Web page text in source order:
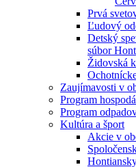
Prvá
Ľudový
Detský
súbor Hont
Židovská
Zaujímavosti v
Program
Program
Kultúra a šport
Akcie v